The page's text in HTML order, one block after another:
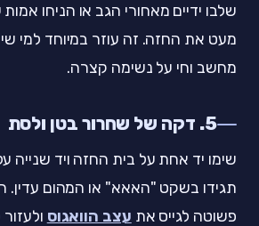
שלבו ידיים מאחורי הגב או הניחו
מעט את החזה. זה עוזר במיוחד למי
מחשב וחי על נשימה קצרה.
5. דקה של שחרור בטן ולסת
שימו יד אחת על בית החזה ויד שנייה
תגידו בשקט "האאא" או המהום עדין.
פשוטה לגייס את עצב הוואגוס